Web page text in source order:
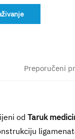
Preporučeni
od Taruk